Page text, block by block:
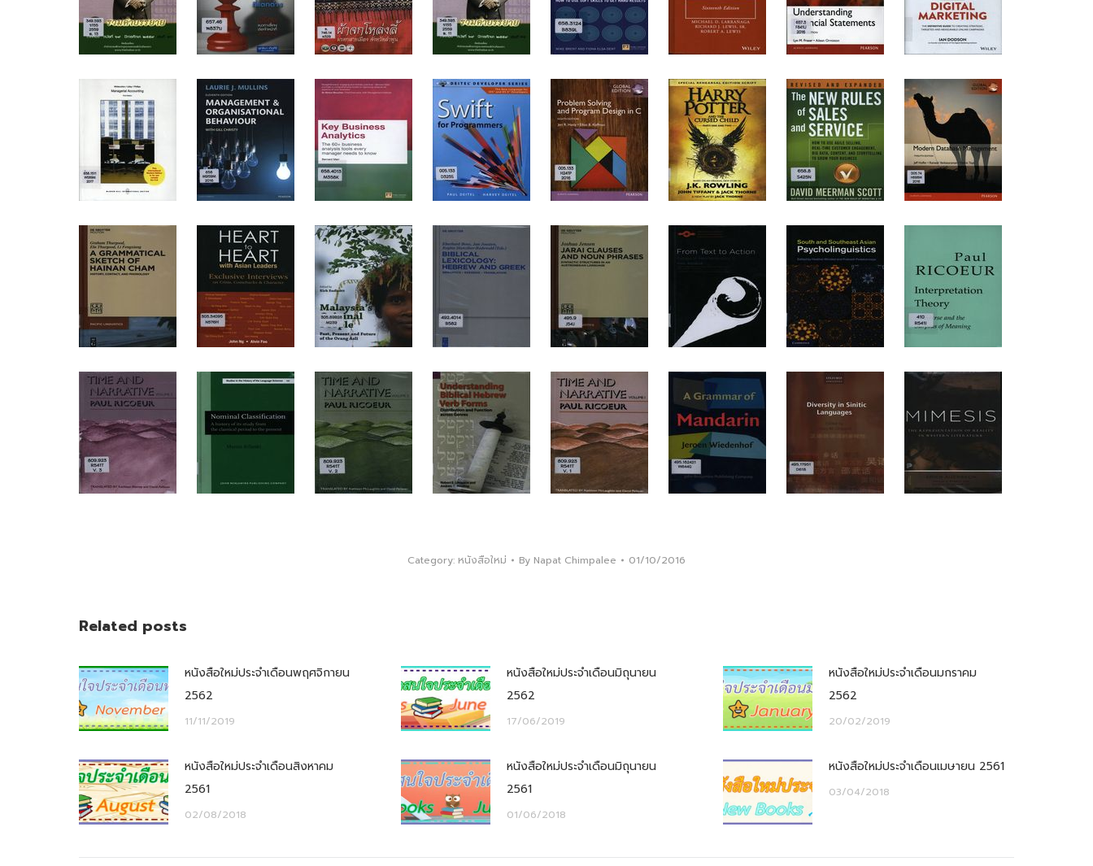
Category: หนังสือใหม่ By Napat Chimpalee 01/10/2016
Related posts
หนังสือใหม่ประจำเดือนพฤศจิกายน
2562
11/11/2019
หนังสือใหม่ประจำเดือนมิถุนายน
2562
17/06/2019
หนังสือใหม่ประจำเดือนมกราคม
2562
20/02/2019
หนังสือใหม่ประจำเดือนสิงหาคม
2561
02/08/2018
หนังสือใหม่ประจำเดือนมิถุนายน
2561
01/06/2018
หนังสือใหม่ประจำเดือนเมษายน 2561
03/04/2018